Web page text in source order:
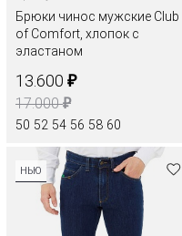
Брюки чинос мужские Club
of Comfort, хлопок с
эластаном
13.600 ₽
17.000₽
50 52 54 56 58 60
НЬЮ